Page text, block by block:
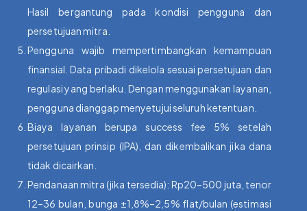
Hasil bergantung pada kondisi pengguna dan
persetujuan mitra.
Pengguna wajib mempertimbangkan kemampuan
finansial. Data pribadi dikelola sesuai persetujuan dan
regulasi yang berlaku. Dengan menggunakan layanan,
pengguna dianggap menyetujui seluruh ketentuan.
Biaya layanan berupa success fee 5% setelah
persetujuan prinsip (IPA), dan dikembalikan jika dana
tidak dicairkan.
Pendanaan mitra (jika tersedia): Rp20–500 juta, tenor
12–36 bulan, bunga ±1,8%–2,5% flat/bulan (estimasi